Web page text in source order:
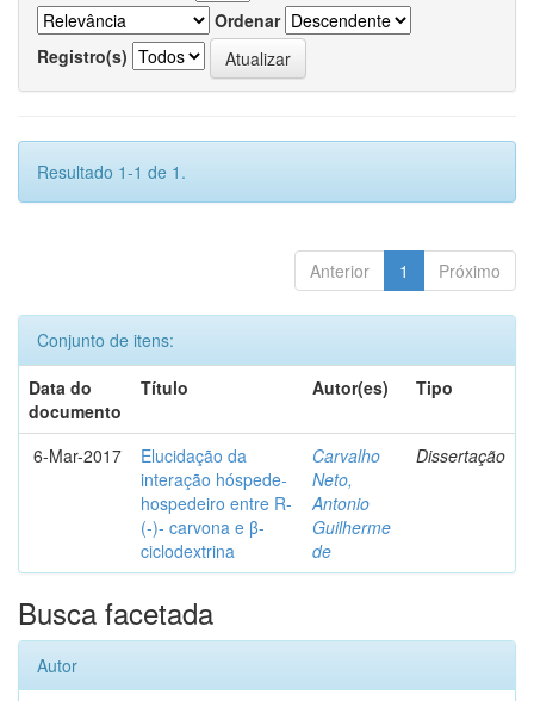
Ordenar
Registro(s)
Resultado 1-1 de 1.
Anterior 1 Próximo
Conjunto de itens:
Data do
documento
Título Autor(es) Tipo
6-Mar-2017
Elucidação da
interação hóspede-
hospedeiro entre R-
(-)- carvona e β-
ciclodextrina
Carvalho
Neto,
Antonio
Guilherme
de
Dissertação
Busca facetada
Autor